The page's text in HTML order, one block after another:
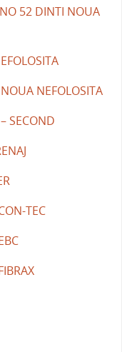
52 DINTI NOUA
NEFOLOSITA
SECOND
TEC